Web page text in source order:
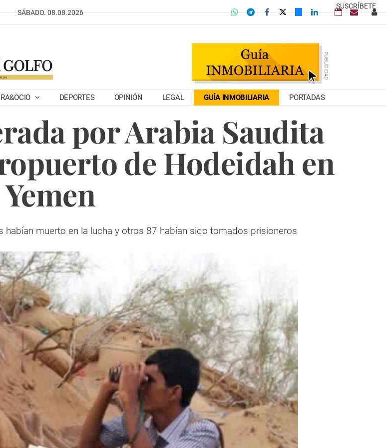
SUSCRÍBETE
SÁBADO. 08.08.2026
DEPORTES OPINIÓN LEGAL GUÍA INMOBILIARIA PORTADAS
por Arabia Saudita
de Hodeidah en
Yemen
muerto en la lucha y otros 87 habían sido tomados prisioneros